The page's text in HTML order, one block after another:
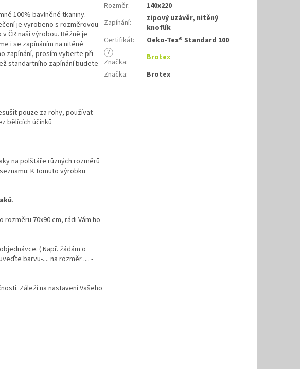
100% bavlněné tkaniny.
je vyrobeno s rozměrovou
ČR naší výrobou. Běžně je
i se zapínáním na nitěné
zapínání, prosím vyberte při
standartního zapínání budete
pouze za rohy, používat
bělících účinků
na polštáře různých rozměrů
K tomuto výrobku
.
70x90 cm, rádi Vám ho
( Např. žádám o
barvu-.... na rozměr .... -
Záleží na nastavení Vašeho
Rozměr:
140x220
Zapínání:
zipový uzávěr, nitěný
knoflík
Certifikát:
Oeko-Tex® Standard 100
?
Značka:
Brotex
Značka: Brotex